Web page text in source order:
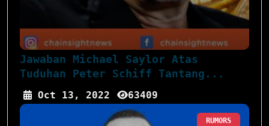
Jawaban Michael Saylor Atas
Tuduhan Peter Schiff Tantang...
Oct 13, 2022 63409
RUMORS